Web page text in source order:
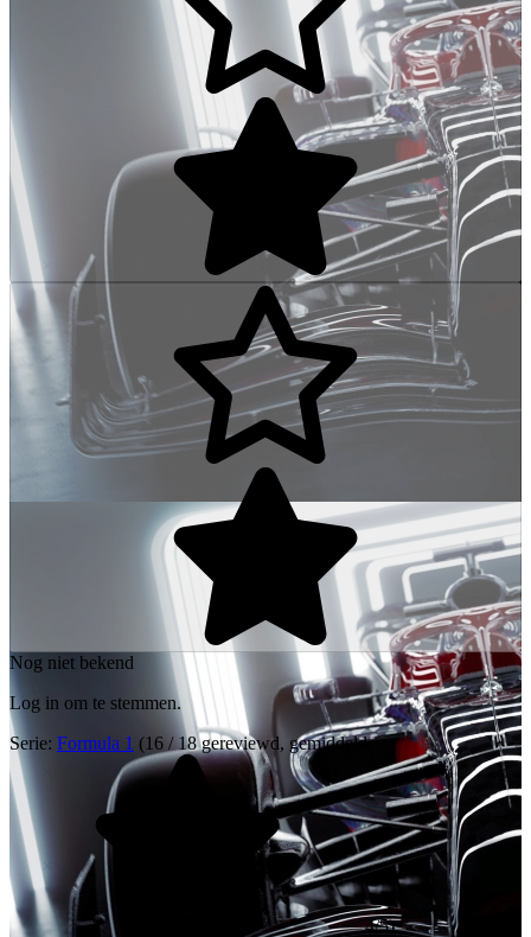
Nog niet bekend
Log in om te stemmen.
Serie: Formula 1 (16 / 18 gereviewd, gemiddeld
4/5)